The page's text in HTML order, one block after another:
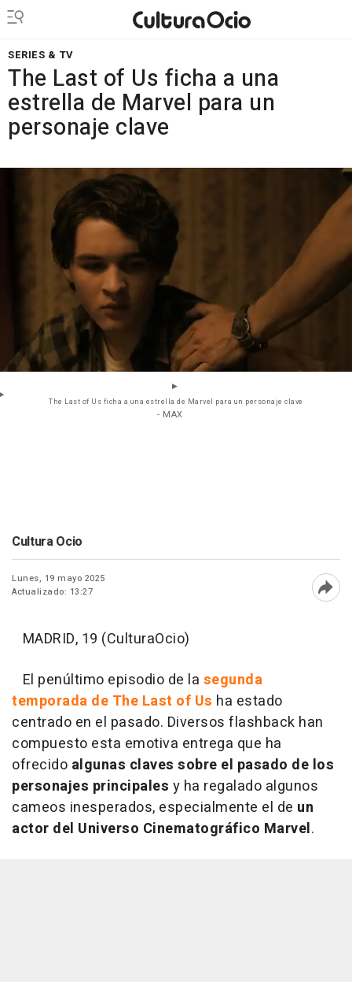
SERIES & TV
The Last of Us ficha a una
estrella de Marvel para un
personaje clave
The Last of Us ficha a una estrella de Marvel para un personaje clave
- MAX
Cultura Ocio
Lunes, 19 mayo 2025
Actualizado: 13:27
MADRID, 19 (CulturaOcio)
El penúltimo episodio de la segunda
temporada de The Last of Us ha estado
centrado en el pasado. Diversos flashback han
compuesto esta emotiva entrega que ha
ofrecido algunas claves sobre el pasado de los
personajes principales y ha regalado algunos
cameos inesperados, especialmente el de un
actor del Universo Cinematográfico Marvel.